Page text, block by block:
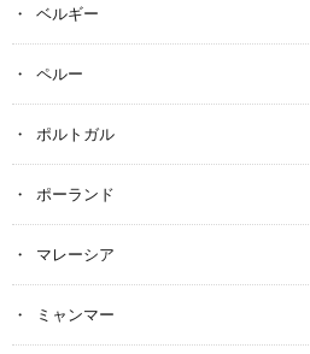
ベルギー
ペルー
ポルトガル
ポーランド
マレーシア
ミャンマー